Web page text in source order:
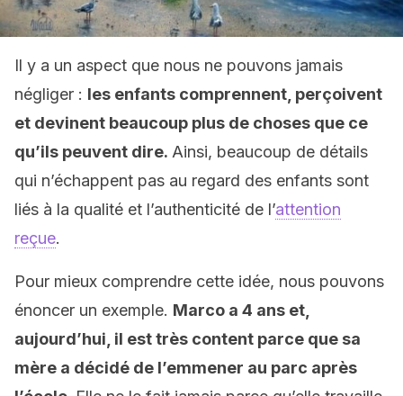
Il y a un aspect que nous ne pouvons jamais
négliger : les enfants comprennent, perçoivent
et devinent beaucoup plus de choses que ce
qu’ils peuvent dire. Ainsi, beaucoup de détails
qui n’échappent pas au regard des enfants sont
liés à la qualité et l’authenticité de l’attention
reçue.
Pour mieux comprendre cette idée, nous pouvons
énoncer un exemple. Marco a 4 ans et,
aujourd’hui, il est très content parce que sa
mère a décidé de l’emmener au parc après